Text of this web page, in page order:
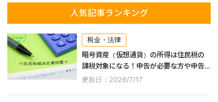
人気記事ランキング
税金・法律
暗号資産（仮想通貨）の所得は住民税の
課税対象になる！申告が必要な方や申告
するやり方などを紹介
更新日：2026/7/17